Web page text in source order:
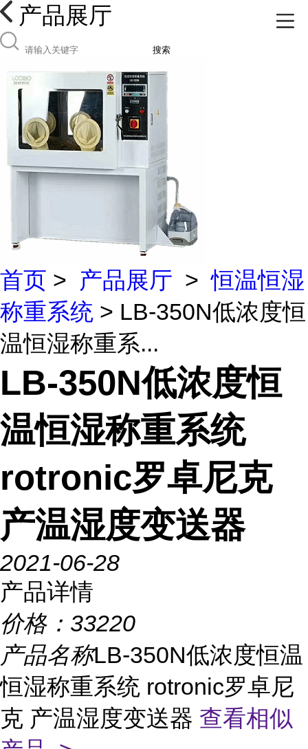
产品展厅
搜索
首页 > 产品展厅 > 恒温恒湿
称重系统 > LB-350N低浓度恒
温恒湿称重系...
LB-350N低浓度恒
温恒湿称重系统
rotronic罗卓尼克
产温湿度变送器
2021-06-28
产品详情
价格： 33220
产品名称LB-350N低浓度恒温
恒湿称重系统 rotronic罗卓尼
克 产温湿度变送器 查看相似